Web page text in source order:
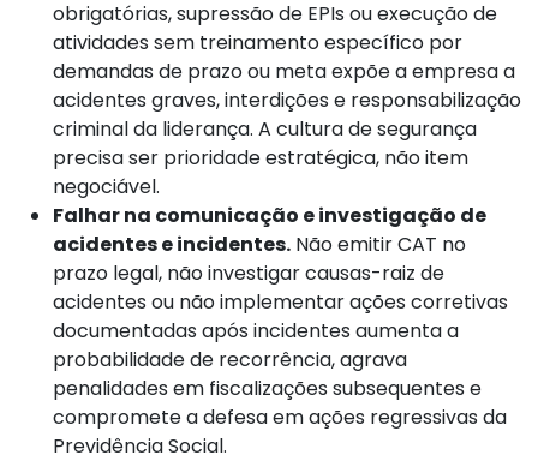
obrigatórias, supressão de EPIs ou execução de
atividades sem treinamento específico por
demandas de prazo ou meta expõe a empresa a
acidentes graves, interdições e responsabilização
criminal da liderança. A cultura de segurança
precisa ser prioridade estratégica, não item
negociável.
Falhar na comunicação e investigação de
acidentes e incidentes. Não emitir CAT no
prazo legal, não investigar causas-raiz de
acidentes ou não implementar ações corretivas
documentadas após incidentes aumenta a
probabilidade de recorrência, agrava
penalidades em fiscalizações subsequentes e
compromete a defesa em ações regressivas da
Previdência Social.